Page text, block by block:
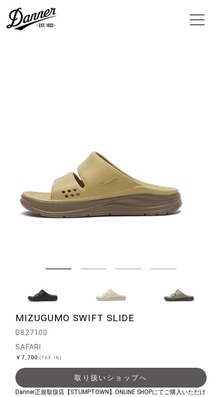
MIZUGUMO SWIFT SLIDE
D827100
SAFARI
￥7,700(TAX IN)
取り扱いショップへ
Danner正規取扱店【STUMPTOWN】ONLINE SHOPにてご購入いただけ